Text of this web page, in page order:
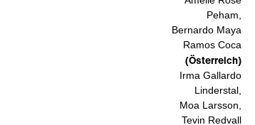
Peham,
Bernardo Maya
Ramos Coca
(Österreich)
Irma Gallardo
Linderstal,
Moa Larsson,
Tevin Redvall